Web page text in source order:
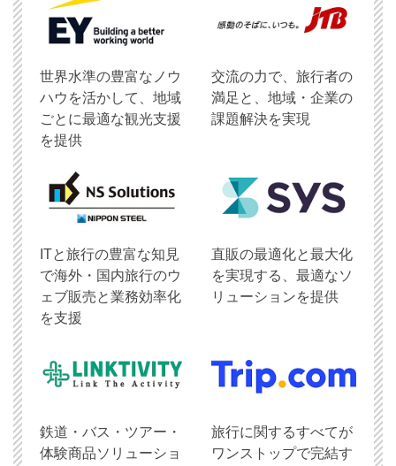
世界水準の豊富なノウ
ハウを活かして、地域
ごとに最適な観光支援
を提供
交流の力で、旅行者の
満足と、地域・企業の
課題解決を実現
ITと旅行の豊富な知見
で海外・国内旅行のウ
ェブ販売と業務効率化
を支援
直販の最適化と最大化
を実現する、最適なソ
リューションを提供
鉄道・バス・ツアー・
体験商品ソリューショ
旅行に関するすべてが
ワンストップで完結す